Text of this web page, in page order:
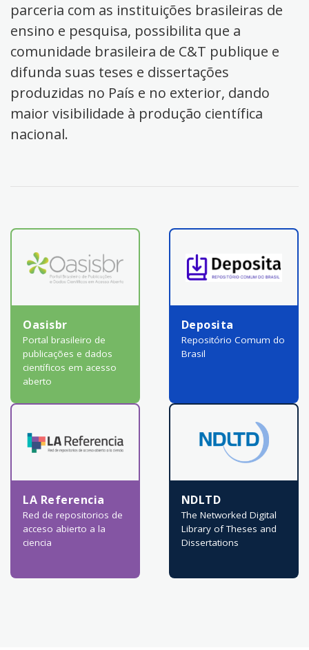
parceria com as instituições brasileiras de
ensino e pesquisa, possibilita que a
comunidade brasileira de C&T publique e
difunda suas teses e dissertações
produzidas no País e no exterior, dando
maior visibilidade à produção científica
nacional.
Oasisbr
Portal brasileiro de
publicações e dados
científicos em acesso
aberto
Deposita
Repositório Comum do
Brasil
LA Referencia
Red de repositorios de
acceso abierto a la
ciencia
NDLTD
The Networked Digital
Library of Theses and
Dissertations